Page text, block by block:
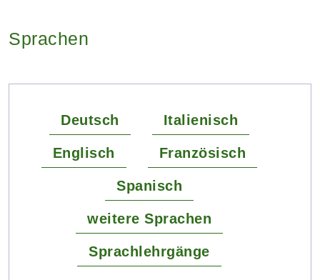
Sprachen
Deutsch Italienisch
Englisch Französisch
Spanisch
weitere Sprachen
Sprachlehrgänge